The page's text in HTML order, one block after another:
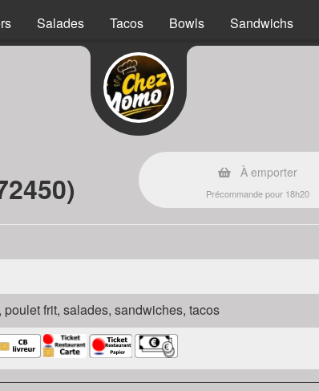
Salades Tacos Bowls Sandwichs
À emporter
Précommande pour 18h20
frit, salades, sandwiches, tacos